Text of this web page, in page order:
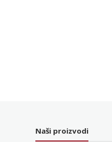
Naši proizvodi